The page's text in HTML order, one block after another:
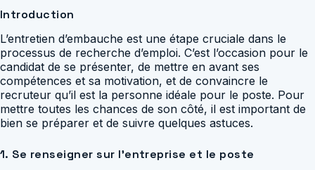
Introduction
L’entretien d’embauche est une étape cruciale dans le
processus de recherche d’emploi. C’est l’occasion pour le
candidat de se présenter, de mettre en avant ses
compétences et sa motivation, et de convaincre le
recruteur qu’il est la personne idéale pour le poste. Pour
mettre toutes les chances de son côté, il est important de
bien se préparer et de suivre quelques astuces.
1. Se renseigner sur l’entreprise et le poste